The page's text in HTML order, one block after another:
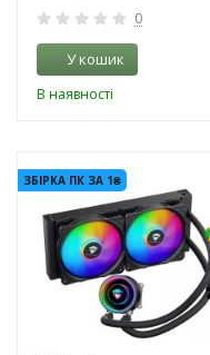
0
У кошик
В наявності
ЗБІРКА ПК ЗА 1₴